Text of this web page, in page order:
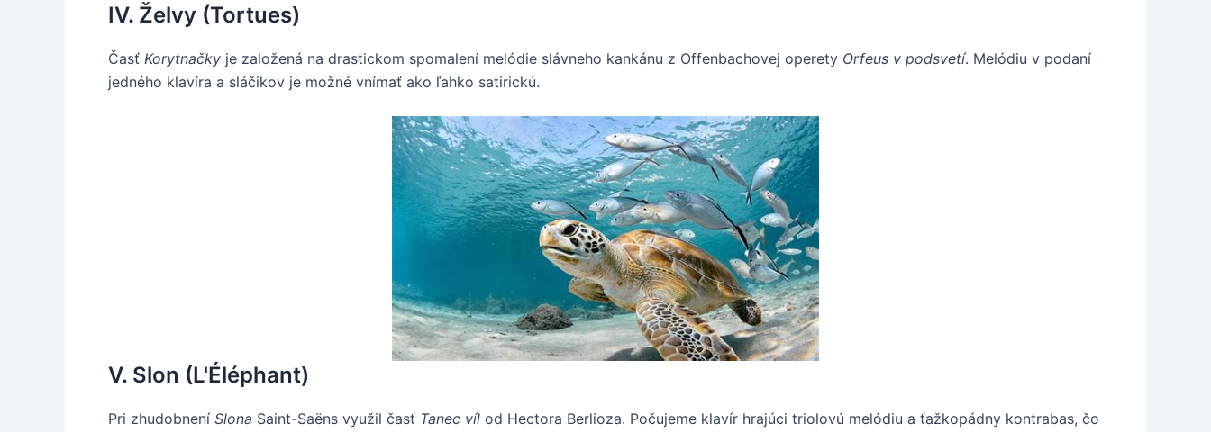
IV. Želvy (Tortues)
Časť Korytnačky je založená na drastickom spomalení melódie slávneho kankánu z Offenbachovej operety Orfeus v podsvetí. Melódiu v podaní
jedného klavíra a sláčikov je možné vnímať ako ľahko satirickú.
V. Slon (L'Éléphant)
Pri zhudobnení Slona Saint-Saëns využil časť Tanec víl od Hectora Berlioza. Počujeme klavír hrajúci triolovú melódiu a ťažkopádny kontrabas, čo